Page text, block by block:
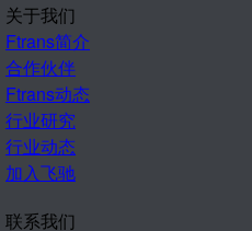
关于我们
Ftrans简介
合作伙伴
Ftrans动态
行业研究
行业动态
加入飞驰
联系我们